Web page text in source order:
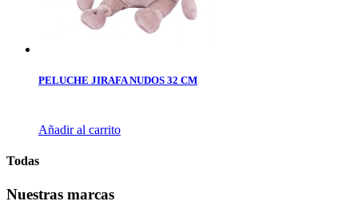
PELUCHE JIRAFA NUDOS 32 CM
Añadir al carrito
Todas
Nuestras marcas